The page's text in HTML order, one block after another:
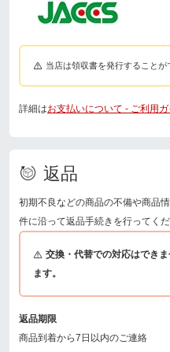
当店は領収書を発行することが
詳細はお支払いについて - ご利用ガ
返品
初期不良などの商品の不備や商品
件に沿って返品手続きを行ってく
交換・代替での対応はでき
ます。
返品期限
商品到着から7日以内のご連絡